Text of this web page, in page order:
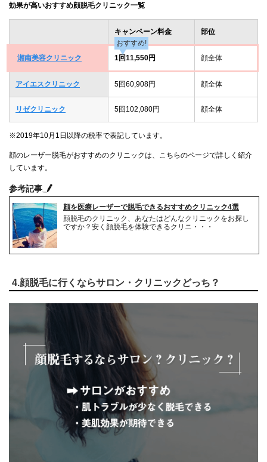
効果が高いおすすめ顔脱毛クリニック一覧
キャンペーン料金 部位
湘南美容クリニック
おすすめ!
1回11,550円
顔全体
アイエスクリニック 5回60,908円 顔全体
リゼクリニック 5回102,080円 顔全体
※2019年10月1日以降の税率で表記しています。
顔のレーザー脱毛がおすすめのクリニックは、こちらのページで詳しく紹介
しています。
参考記事
顔を医療レーザーで脱毛できるおすすめクリニック4選
顔脱毛のクリニック、あなたはどんなクリニックをお探し
ですか？安く顔脱毛を体験できるクリニ・・・
4.顔脱毛に行くならサロン・クリニックどっち？